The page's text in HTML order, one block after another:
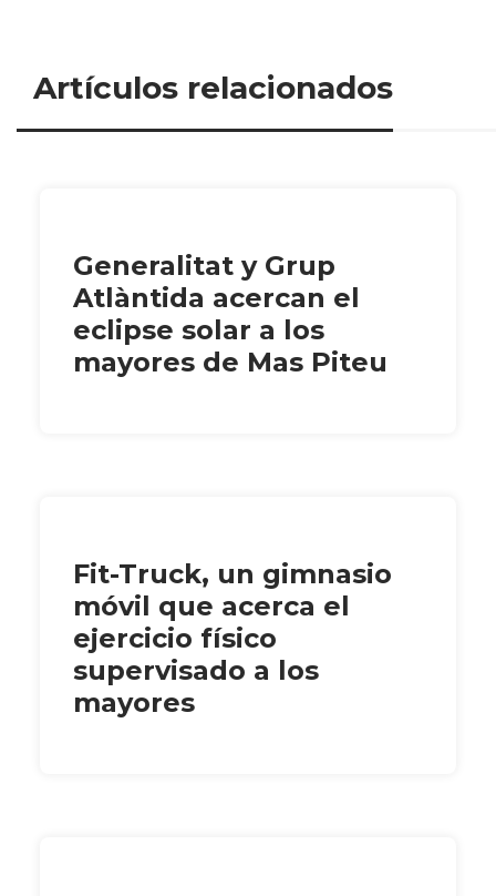
Artículos relacionados
Generalitat y Grup
Atlàntida acercan el
eclipse solar a los
mayores de Mas Piteu
Fit-Truck, un gimnasio
móvil que acerca el
ejercicio físico
supervisado a los
mayores